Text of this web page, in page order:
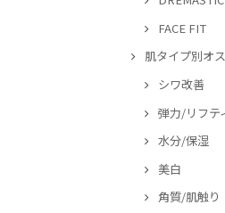
FACE FIT
肌タイプ別オ
シワ改善
弾力/リフテ
水分/保湿
美白
角質/肌触り